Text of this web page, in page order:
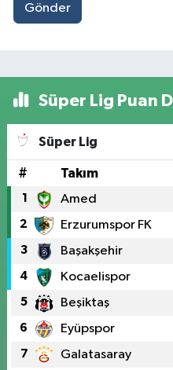
Gönder
Süper Lig Puan
Süper Lig
# Takım
1 Amed
2 Erzurumspor FK
3 Başakşehir
4 Kocaelispor
5 Beşiktaş
6 Eyüpspor
7 Galatasaray